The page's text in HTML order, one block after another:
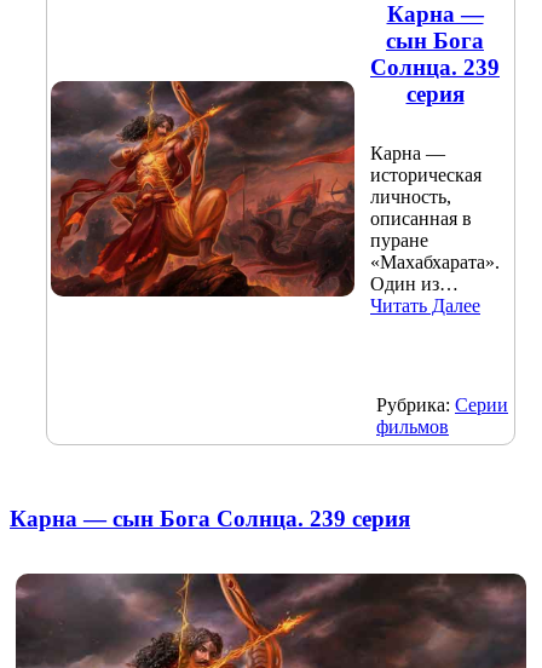
Карна —
сын Бога
Солнца. 239
серия
Карна —
историческая
личность,
описанная в
пуране
«Махабхарата».
Один из…
Читать Далее
Рубрика: Серии
фильмов
Карна — сын Бога Солнца. 239 серия